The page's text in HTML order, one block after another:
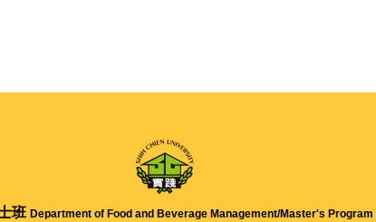
班 Department of Food and Beverage Management/Master's Program